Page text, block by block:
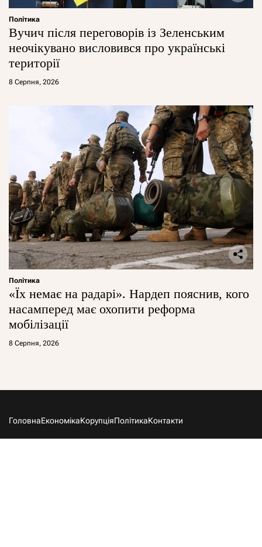
Політика
Вучич після переговорів із Зеленським
неочікувано висловився про українські
території
8 Серпня, 2026
Політика
«Їх немає на радарі». Нардеп пояснив, кого
насамперед має охопити реформа
мобілізації
8 Серпня, 2026
ГоловнаЕкономікаКорупціяПолітикаКонтакти